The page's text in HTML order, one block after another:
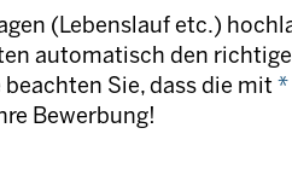
(Lebenslauf etc.)
automatisch den
Sie, dass die mit *
Bewerbung!